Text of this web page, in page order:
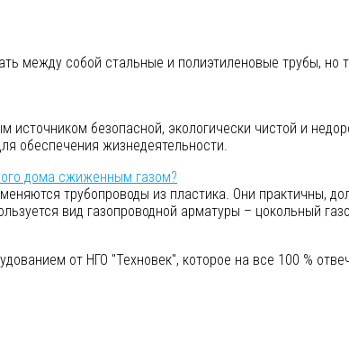
между собой стальные и полиэтиленовые трубы, но
безопасной, экологически чистой и
обеспечения жизнедеятельности.
дома сжиженным газом?
трубопроводы из пластика. Они практичны,
вид газопроводной арматуры – цокольный
от НГО "Техновек", которое на все 100 %